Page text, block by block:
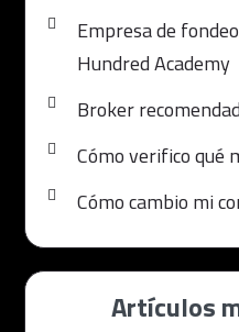
Empresa de
Hundred Academy
Broker
Cómo verifico qué
Cómo cambio mi
Artículos